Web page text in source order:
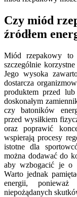
Czy miód
źródłem
Miód rzepakowy to
szczególnie
Jego wysoka
dostarcza
produktem przed
doskonałym
czy batoników
przed wysiłkiem
oraz poprawić
wspierają procesy
istotne dla
można dodawać do
aby wzbogacić je o
Warto jednak
energii,
niepożądanych